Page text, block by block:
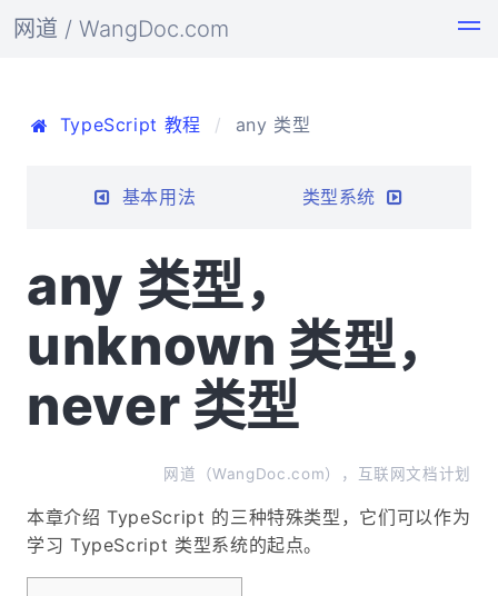
网道 / WangDoc.com
TypeScript 教程 any 类型
基本用法 类型系统
any 类型，
unknown 类型，
never 类型
网道（WangDoc.com），互联网文档计划
本章介绍 TypeScript 的三种特殊类型，它们可以作为
学习 TypeScript 类型系统的起点。